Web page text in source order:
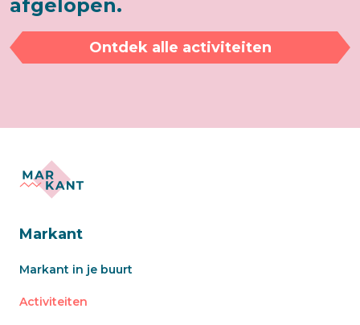
afgelopen.
Ontdek alle activiteiten
Markant
Markant in je buurt
Activiteiten